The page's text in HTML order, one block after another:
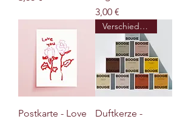
Preis
3,00 €
Postkarte - Love
Verschiedene Düfte
Duftkerze -